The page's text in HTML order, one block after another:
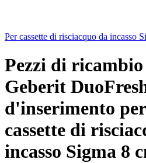
Per cassette di risciacquo da incasso
Pezzi di
Geberit
d'inserimento
cassette di
incasso Sigma 8